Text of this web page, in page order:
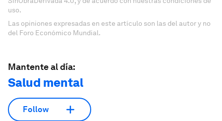
uso.
Las opiniones expresadas en este artículo son las del autor y no
del Foro Económico Mundial.
Mantente al día:
Salud mental
Follow